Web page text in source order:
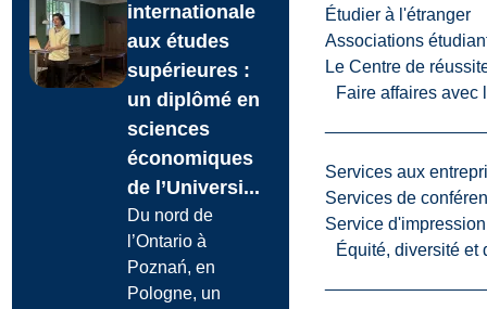
Étudier à l'étranger
Associations
Le Centre de
Faire affaires avec
Services aux
Services de
Service d'impression
Équité, diversité et
internationale
aux études
supérieures :
un diplômé en
sciences
économiques
de l’Universi...
Du nord de
l’Ontario à
Poznań, en
Pologne, un